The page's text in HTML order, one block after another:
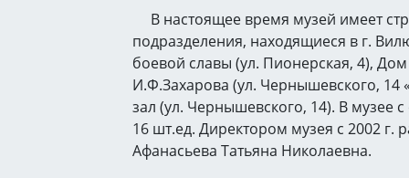
В настоящее время музей имеет
подразделения, находящиеся в г.
боевой славы (ул. Пионерская, 4),
И.Ф.Захарова (ул. Чернышевского, 14
зал (ул. Чернышевского, 14). В музее
16 шт.ед. Директором музея с 2002 г.
Афанасьева Татьяна Николаевна.